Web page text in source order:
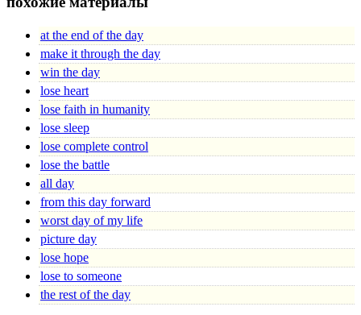
at the end of the day
make it through the day
win the day
lose heart
lose faith in humanity
lose sleep
lose complete control
lose the battle
all day
from this day forward
worst day of my life
picture day
lose hope
lose to someone
the rest of the day